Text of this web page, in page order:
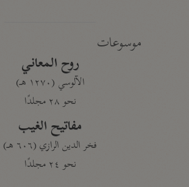
موسوعات
روح المعاني
الآلوسي (١٢٧٠ هـ)
نحو ٢٨ مجلدًا
مفاتيح الغيب
فخر الدين الرازي (٦٠٦ هـ)
نحو ٢٤ مجلدًا